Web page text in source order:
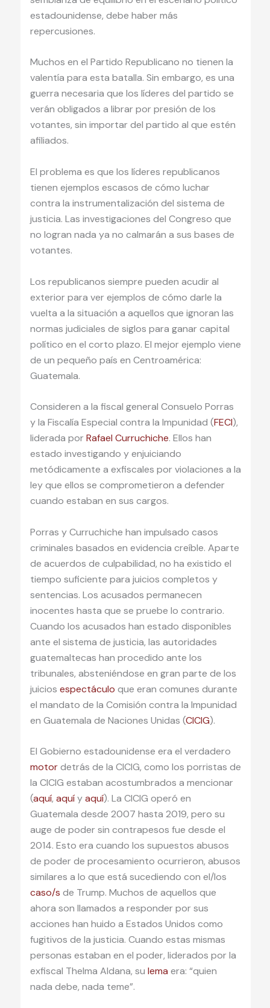
estadounidense, debe haber más
repercusiones.
Muchos en el Partido Republicano no tienen la
valentía para esta batalla. Sin embargo, es una
guerra necesaria que los líderes del partido se
verán obligados a librar por presión de los
votantes, sin importar del partido al que estén
afiliados.
El problema es que los líderes republicanos
tienen ejemplos escasos de cómo luchar
contra la instrumentalización del sistema de
justicia. Las investigaciones del Congreso que
no logran nada ya no calmarán a sus bases de
votantes.
Los republicanos siempre pueden acudir al
exterior para ver ejemplos de cómo darle la
vuelta a la situación a aquellos que ignoran las
normas judiciales de siglos para ganar capital
político en el corto plazo. El mejor ejemplo viene
de un pequeño país en Centroamérica:
Guatemala.
Consideren a la fiscal general Consuelo Porras
y la Fiscalía Especial contra la Impunidad (FECI),
liderada porRafael Curruchiche. Ellos han
estado investigando y enjuiciando
metódicamente a exfiscales por violaciones a la
ley que ellos se comprometieron a defender
cuando estaban en sus cargos.
Porras y Curruchiche han impulsado casos
criminales basados en evidencia creíble. Aparte
de acuerdos de culpabilidad, no ha existido el
tiempo suficiente para juicios completos y
sentencias. Los acusados permanecen
inocentes hasta que se pruebe lo contrario.
Cuando los acusados han estado disponibles
ante el sistema de justicia, las autoridades
guatemaltecas han procedido ante los
tribunales, absteniéndose en gran parte de los
juicios espectáculo que eran comunes durante
el mandato de la Comisión contra la Impunidad
en Guatemala de Naciones Unidas (CICIG).
El Gobierno estadounidense era el verdadero
motordetrás de la CICIG, como los porristas de
la CICIG estaban acostumbrados a mencionar
(aquí, aquíyaquí). La CICIG operó en
Guatemala desde 2007 hasta 2019, pero su
auge de poder sin contrapesos fue desde el
2014. Esto era cuando los supuestos abusos
de poder de procesamiento ocurrieron, abusos
similares a lo que está sucediendo con el/los
caso/s de Trump. Muchos de aquellos que
ahora son llamados a responder por sus
acciones han huido a Estados Unidos como
fugitivos de la justicia. Cuando estas mismas
personas estaban en el poder, liderados por la
exfiscal Thelma Aldana, su lema era: “quien
nada debe, nada teme”.